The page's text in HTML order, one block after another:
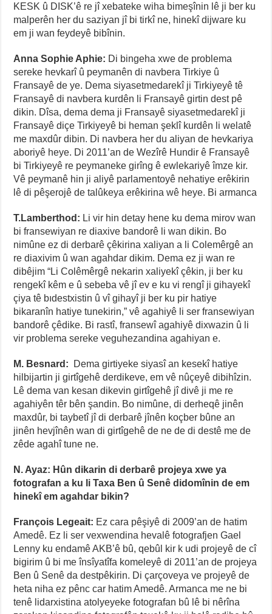
KESK û DISK’ê re jî xebateke wiha bimeşînin lê ji ber ku
malperên her du saziyan jî bi tirkî ne, hinekî dijware ku
em ji wan feydeyê bibînin.
Anna Sophie Aphie: Di bingeha xwe de problema
sereke hevkarî û peymanên di navbera Tirkiye û
Fransayê de ye. Dema siyasetmedarekî ji Tirkiyeyê tê
Fransayê di navbera kurdên li Fransayê girtin dest pê
dikin. Dîsa, dema dema ji Fransayê siyasetmedarekî ji
Fransayê diçe Tirkiyeyê bi heman şeklî kurdên li welatê
me maxdûr dibin. Di navbera her du aliyan de hevkariya
aboriyê heye. Di 2011’an de Wezîrê Hundir ê Fransayê
bi Tirkiyeyê re peymaneke girîng ê ewlekariyê îmze kir.
Vê peymanê hin ji aliyê parlamentoyê nehatiye erêkirin
lê di pêşerojê de talûkeya erêkirina wê heye. Bi armanca
T.Lamberthod: Li vir hin detay hene ku dema mirov wan
bi fransewiyan re diaxive bandorê li wan dikin. Bo
nimûne ez di derbarê çêkirina xaliyan a li Colemêrgê an
re diaxivim û wan agahdar dikim. Dema ez ji wan re
dibêjim “Li Colêmêrgê nekarin xaliyekî çêkin, ji ber ku
rengekî kêm e û sebeba vê jî ev e ku vi rengî ji gihayekî
çiya tê bıdestxistin û vî gihayî ji ber ku pir hatiye
bikaranîn hatiye tunekirin,” vê agahiyê li ser fransewiyan
bandorê çêdike. Bi rastî, fransewî agahiyê dixwazin û li
vir problema sereke veguhezandina agahiyan e.
M. Besnard: Dema girtiyeke siyasî an kesekî hatiye
hilbijartin ji girtîgehê derdikeve, em vê nûçeyê dibihîzin.
Lê dema van kesan dikevin girtîgehê jî divê ji me re
agahiyên têr bên şandin. Bo nimûne, di derheqê jinên
maxdûr, bi taybetî jî di derbarê jînên koçber bûne an
jinên hevjînên wan di girtîgehê de ne de di destê me de
zêde agahî tune ne.
N. Ayaz: Hûn dikarin di derbarê projeya xwe ya
fotografan a ku li Taxa Ben û Senê didomînin de em
hinekî em agahdar bikin?
François Legeait: Ez cara pêşiyê di 2009’an de hatim
Amedê. Ez li ser vexwendina hevalê fotografjen Gael
Lenny ku endamê AKB’ê bû, qebûl kir k udi projeyê de cî
bigirim û bi me însîyatîfa komeleyê di 2011’an de projeya
Ben û Senê da destpêkirin. Di çarçoveya ve projeyê de
heta niha ez pênc car hatim Amedê. Armanca me ne bi
tenê lidarxistina atolyeyeke fotografan bû lê bi nêrîna